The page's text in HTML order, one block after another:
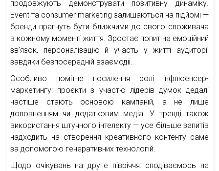
продовжують демонструвати позитивну динаміку.
Event та consumer marketing залишаються на підйомі —
бренди прагнуть бути ближчими до свого споживача
в кожному моменті життя. Зростає попит на емоційний
зв’язок, персоналізацію й участь у житті аудиторії
завдяки безпосередній взаємодії.
Особливо помітне посилення ролі інфлюенсер-
маркетингу: проєкти з участю лідерів думок дедалі
частіше стають основою кампаній, а не лише
доповненням чи додатковим медіа. У тренді також
використання штучного інтелекту — усе більше запитів
надходить на створення креативного контенту саме
за допомогою генеративних технологій.
Щодо очікувань на друге півріччя: сподіваємось на